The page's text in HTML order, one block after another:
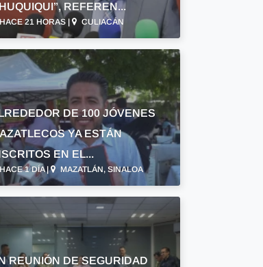
REFEREN...
21 HORAS | CULIACÁN
DE 100 JÓVENES
YA ESTÁN
EN EL...
1 DÍA | MAZATLÁN, SINALOA
REUNIÓN DE SEGURIDAD